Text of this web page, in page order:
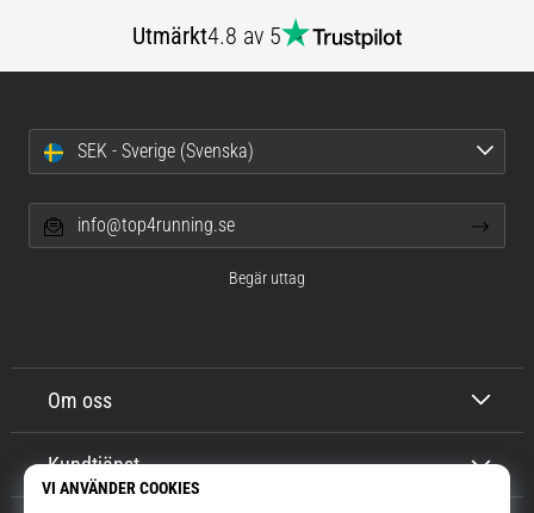
Utmärkt4.8 av 5
Om oss
Kundtjänst
SEK - Sverige (Svenska)
info@top4running.se
Begär uttag